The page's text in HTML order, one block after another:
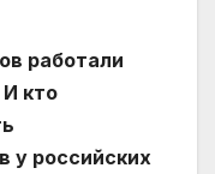
работали
кто
у российских